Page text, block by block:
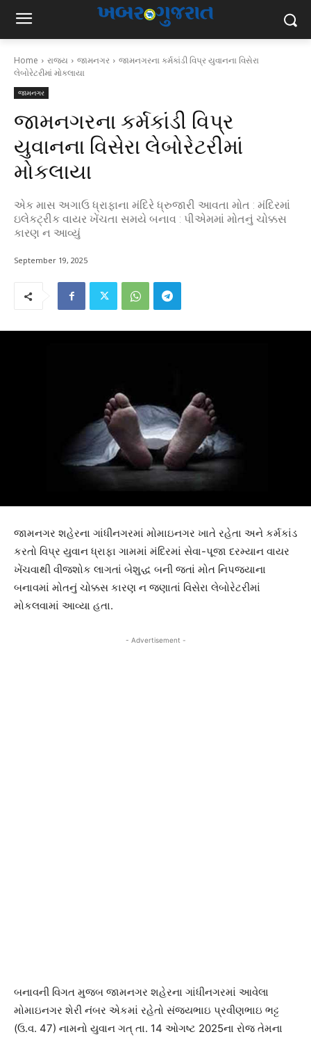
Home રાજ્ય જામનગર
જામનગરના કર્મકાંડી વિપ્ર યુવાનના વિસેરા
લેબોરેટરીમાં મોકલાયા
જામનગર
જામનગરના કર્મકાંડી વિપ્ર
યુવાનના વિસેરા લેબોરેટરીમાં
મોકલાયા
એક માસ અગાઉ ધ્રાફાના મંદિરે ધ્રુજારી આવતા મોત : મંદિરમાં
ઇલેકટ્રીક વાયર ખેંચતા સમયે બનાવ : પીએમમાં મોતનું ચોક્કસ
કારણ ન આવ્યું
September 19, 2025
જામનગર શહેરના ગાંધીનગરમાં મોમાઇનગર ખાતે રહેતા અને કર્મકાંડ
કરતો વિપ્ર યુવાન ધ્રાફા ગામમાં મંદિરમાં સેવા-પૂજા દરમ્યાન વાયર
ખેંચવાથી વીજશોક લાગતાં બેશુદ્ધ બની જતાં મોત નિપજયાના
બનાવમાં મોતનું ચોક્કસ કારણ ન જણાતાં વિસેરા લેબોરેટરીમાં
મોકલવામાં આવ્યા હતા.
- Advertisement -
બનાવની વિગત મુજબ જામનગર શહેરના ગાંધીનગરમાં આવેલા
મોમાઇનગર શેરી નંબર એકમાં રહેતો સંજયભાઇ પ્રવીણભાઇ ભટ્ટ
(ઉ.વ. 47) નામનો યુવાન ગત્ તા. 14 ઓગષ્ટ 2025ના રોજ તેમના